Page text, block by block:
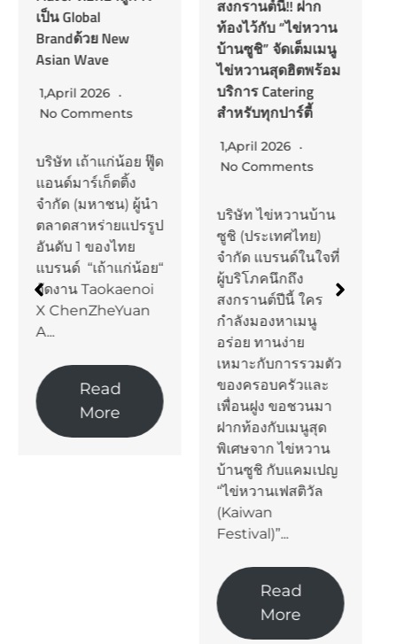
เป็น Global
Brandด้วย New
Asian Wave
1,April 2026
No Comments
บริษัท เถ้าแก่น้อย ฟู๊ด
แอนด์มาร์เก็ตติ้ง
จำกัด (มหาชน) ผู้นำ
ตลาดสาหร่ายแปรรูป
อันดับ 1 ของไทย
แบรนด์ “เถ้าแก่น้อย“
จัดงาน Taokaenoi
X ChenZheYuan
A...
Read
More
สงกรานต์นี้!! ฝาก
ท้องไว้กับ “ไข่หวาน
บ้านซูชิ” จัดเต็มเมนู
ไข่หวานสุดฮิตพร้อม
บริการ Catering
สำหรับทุกปาร์ตี้
1,April 2026
No Comments
บริษัท ไข่หวานบ้าน
ซูชิ (ประเทศไทย)
จำกัด แบรนด์ในใจที่
ผู้บริโภคนึกถึง
สงกรานต์ปีนี้ ใคร
กำลังมองหาเมนู
อร่อย ทานง่าย
เหมาะกับการรวมตัว
ของครอบครัวและ
เพื่อนฝูง ขอชวนมา
ฝากท้องกับเมนูสุด
พิเศษจาก ไข่หวาน
บ้านซูชิ กับแคมเปญ
“ไข่หวานเฟสติวัล
(Kaiwan
Festival)”...
Read
More